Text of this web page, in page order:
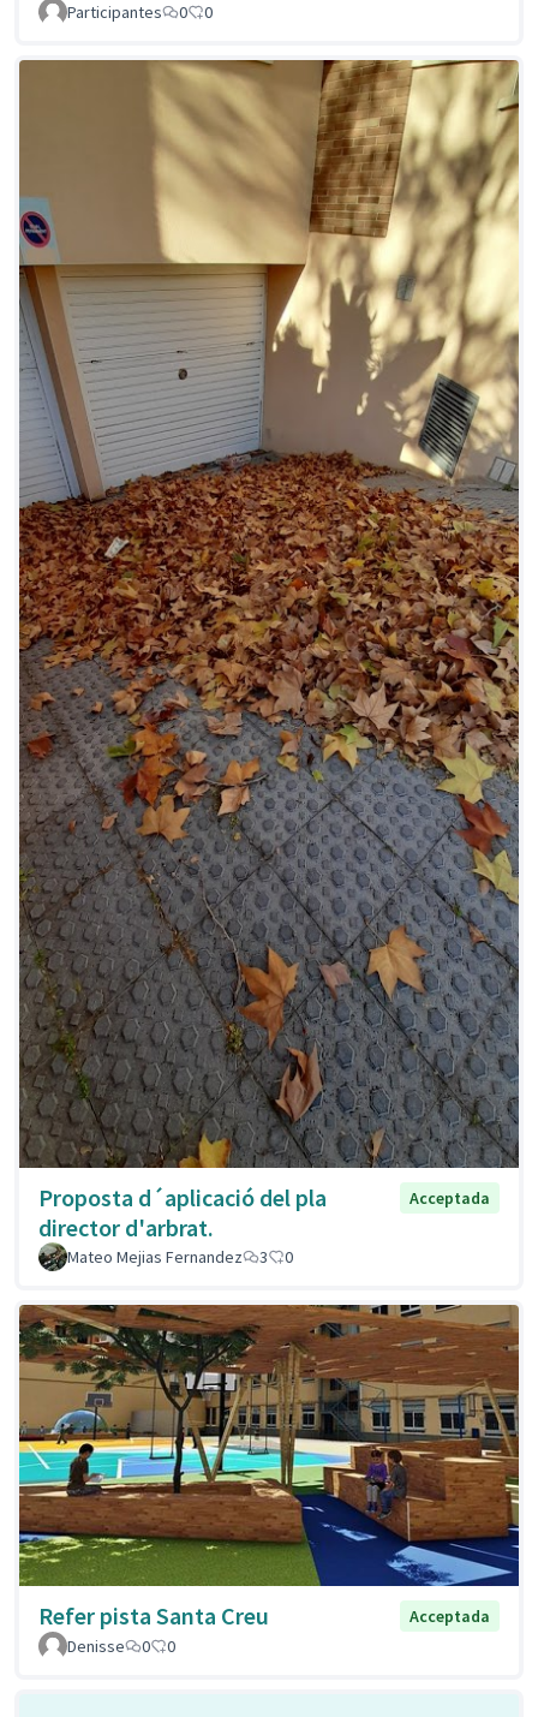
Participantes 0 0
Proposta d´aplicació del pla
director d'arbrat.
Acceptada
Mateo Mejias Fernandez 3 0
Refer pista Santa Creu
Acceptada
Denisse
0 0